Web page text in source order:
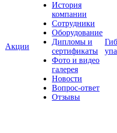
Акции
История
компании
Сотрудники
Оборудование
Дипломы и
сертификаты
Фото и видео
галерея
Новости
Вопрос-ответ
Отзывы